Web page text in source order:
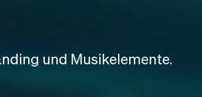
und Musikelemente.